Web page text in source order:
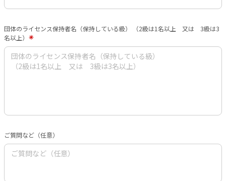
団体のライセンス保持者名（保持している級） （2級は1名以上 又は 3級は3
名以上）
ご質問など（任意）